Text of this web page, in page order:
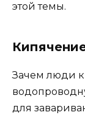
этой темы.
Зачем люди
для